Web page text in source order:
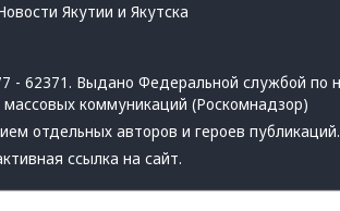
Якутии и Якутска
62371. Выдано Федеральной службой по
коммуникаций (Роскомнадзор)
отдельных авторов и героев публикаций.
ссылка на сайт.